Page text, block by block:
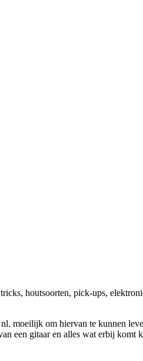
houtsoorten, pick-ups,
moeilijk om hiervan te kunnen
een gitaar en alles wat erbij